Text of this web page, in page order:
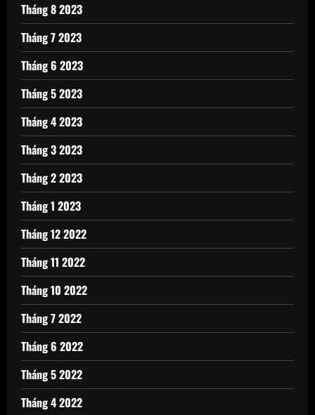
Tháng 8 2023
Tháng 7 2023
Tháng 6 2023
Tháng 5 2023
Tháng 4 2023
Tháng 3 2023
Tháng 2 2023
Tháng 1 2023
Tháng 12 2022
Tháng 11 2022
Tháng 10 2022
Tháng 7 2022
Tháng 6 2022
Tháng 5 2022
Tháng 4 2022